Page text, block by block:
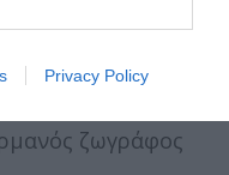
Privacy Policy
επιχειρηματίας
συγγραφέας
ζωγράφος